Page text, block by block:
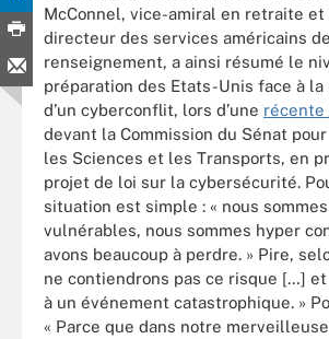
McConnel, vice-amiral en retraite et
directeur des services américains de
renseignement, a ainsi résumé le
préparation des Etats-Unis face à
d’un cyberconflit, lors d’une récente
devant la Commission du Sénat
les Sciences et les Transports, en
projet de loi sur la cybersécurité.
situation est simple : « nous
vulnérables, nous sommes hyper
avons beaucoup à perdre. » Pire,
ne contiendrons pas ce risque […]
à un événement catastrophique. »
« Parce que dans notre